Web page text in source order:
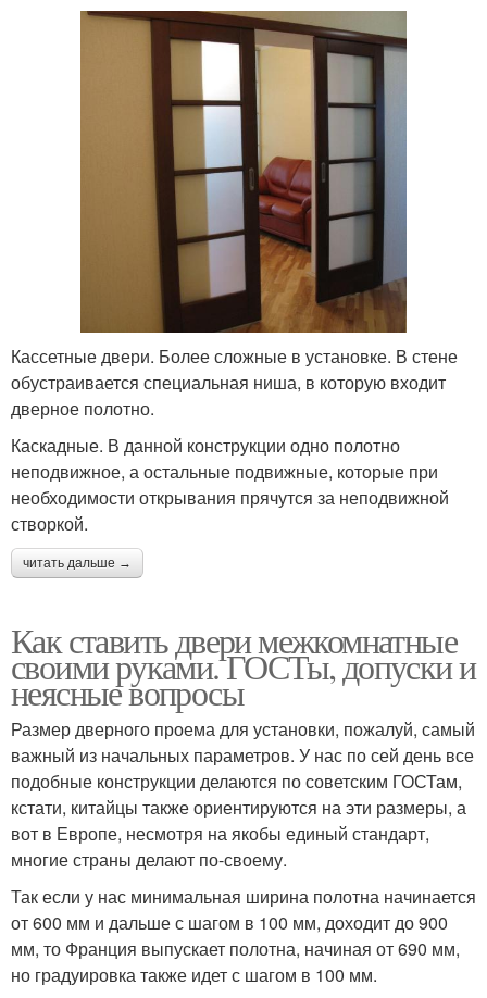
Кассетные двери. Более сложные в установке. В стене
обустраивается специальная ниша, в которую входит
дверное полотно.
Каскадные. В данной конструкции одно полотно
неподвижное, а остальные подвижные, которые при
необходимости открывания прячутся за неподвижной
створкой.
читать дальше →
Как ставить двери межкомнатные
своими руками. ГОСТы, допуски и
неясные вопросы
Размер дверного проема для установки, пожалуй, самый
важный из начальных параметров. У нас по сей день все
подобные конструкции делаются по советским ГОСТам,
кстати, китайцы также ориентируются на эти размеры, а
вот в Европе, несмотря на якобы единый стандарт,
многие страны делают по-своему.
Так если у нас минимальная ширина полотна начинается
от 600 мм и дальше с шагом в 100 мм, доходит до 900
мм, то Франция выпускает полотна, начиная от 690 мм,
но градуировка также идет с шагом в 100 мм.